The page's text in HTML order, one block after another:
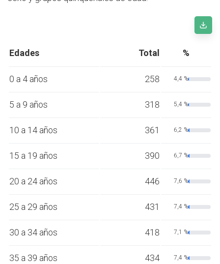
Edades Total %
0 a 4 años 258 4,4 %
5 a 9 años 318 5,4 %
10 a 14 años 361 6,2 %
15 a 19 años 390 6,7 %
20 a 24 años 446 7,6 %
25 a 29 años 431 7,4 %
30 a 34 años 418 7,1 %
35 a 39 años 434 7,4 %